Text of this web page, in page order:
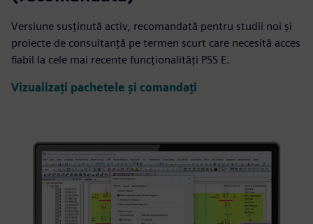
Versiune susținută activ, recomandată pentru studii noi și
proiecte de consultanță pe termen scurt care necesită acces
fiabil la cele mai recente funcționalități PSS E.
Vizualizați pachetele și comandați